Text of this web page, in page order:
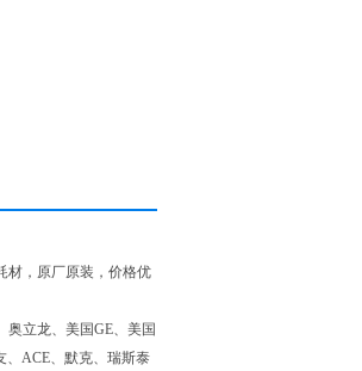
材，原厂原装，价格优
立龙、美国GE、美国
、ACE、默克、瑞斯泰